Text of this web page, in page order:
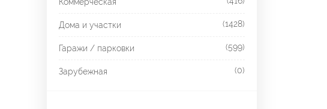
Дома и участки (1428)
Гаражи / парковки (599)
Зарубежная (0)